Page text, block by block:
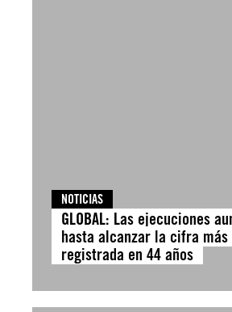
NOTICIAS
GLOBAL: Las ejecuciones
hasta alcanzar la cifra
registrada en 44 años